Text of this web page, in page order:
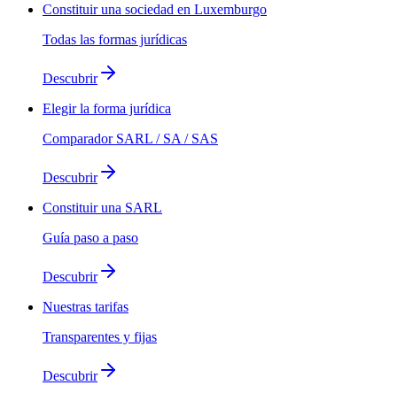
Constituir una sociedad en Luxemburgo
Todas las formas jurídicas
Descubrir
Elegir la forma jurídica
Comparador SARL / SA / SAS
Descubrir
Constituir una SARL
Guía paso a paso
Descubrir
Nuestras tarifas
Transparentes y fijas
Descubrir